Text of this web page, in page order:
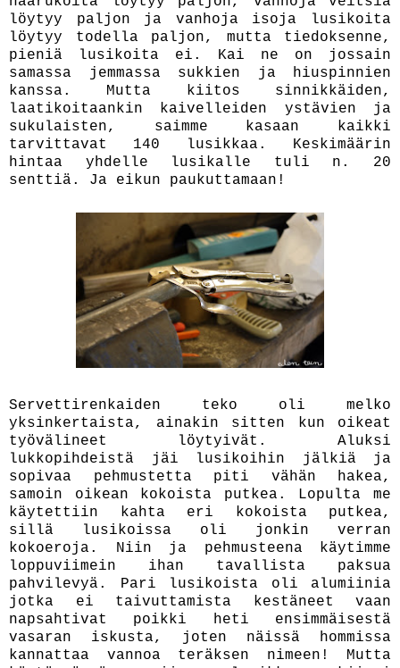
löytyy paljon ja vanhoja isoja lusikoita
löytyy todella paljon, mutta tiedoksenne,
pieniä lusikoita ei. Kai ne on jossain
samassa jemmassa sukkien ja hiuspinnien
kanssa. Mutta kiitos sinnikkäiden,
laatikoitaankin kaivelleiden ystävien ja
sukulaisten, saimme kasaan kaikki
tarvittavat 140 lusikkaa. Keskimäärin
hintaa yhdelle lusikalle tuli n. 20
senttiä. Ja eikun paukuttamaan!
Servettirenkaiden teko oli melko
yksinkertaista, ainakin sitten kun oikeat
työvälineet löytyivät. Aluksi
lukkopihdeistä jäi lusikoihin jälkiä ja
sopivaa pehmustetta piti vähän hakea,
samoin oikean kokoista putkea. Lopulta me
käytettiin kahta eri kokoista putkea,
sillä lusikoissa oli jonkin verran
kokoeroja. Niin ja pehmusteena käytimme
loppuviimein ihan tavallista paksua
pahvilevyä. Pari lusikoista oli alumiinia
jotka ei taivuttamista kestäneet vaan
napsahtivat poikki heti ensimmäisestä
vasaran iskusta, joten näissä hommissa
kannattaa vannoa teräksen nimeen! Mutta